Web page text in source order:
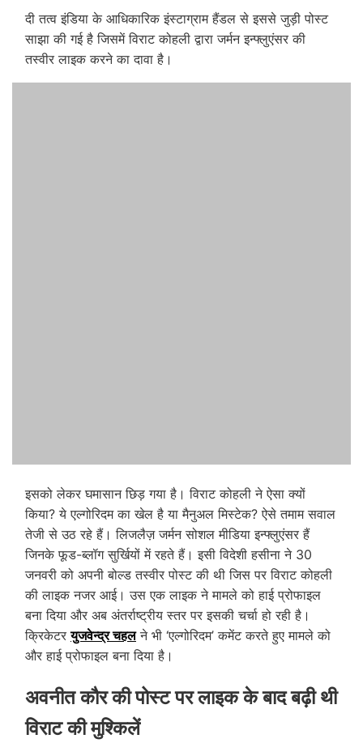
दी तत्व इंडिया के आधिकारिक इंस्टाग्राम हैंडल से इससे जुड़ी पोस्ट
साझा की गई है जिसमें विराट कोहली द्वारा जर्मन इन्फ्लुएंसर की
तस्वीर लाइक करने का दावा है।
इसको लेकर घमासान छिड़ गया है। विराट कोहली ने ऐसा क्यों
किया? ये एल्गोरिदम का खेल है या मैनुअल मिस्टेक? ऐसे तमाम सवाल
तेजी से उठ रहे हैं। लिजलैज़ जर्मन सोशल मीडिया इन्फ्लुएंसर हैं
जिनके फूड-ब्लॉग सुर्खियों में रहते हैं। इसी विदेशी हसीना ने 30
जनवरी को अपनी बोल्ड तस्वीर पोस्ट की थी जिस पर विराट कोहली
की लाइक नजर आई। उस एक लाइक ने मामले को हाई प्रोफाइल
बना दिया और अब अंतर्राष्ट्रीय स्तर पर इसकी चर्चा हो रही है।
क्रिकेटरयुजवेन्द्र चहलने भी ‘एल्गोरिदम’ कमेंट करते हुए मामले को
और हाई प्रोफाइल बना दिया है।
अवनीत कौर की पोस्ट पर लाइक के बाद बढ़ी थी
विराट की मुश्किलें